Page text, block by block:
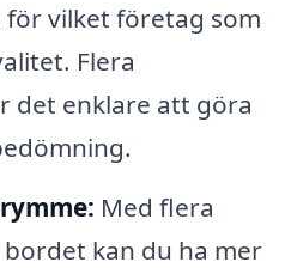
vilket företag som
Flera
det enklare att göra
Med flera
kan du ha mer